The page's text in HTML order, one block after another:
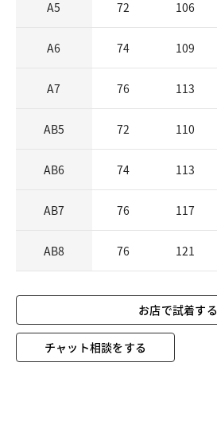
A5 72 106
A6 74 109
A7 76 113
AB5 72 110
AB6 74 113
AB7 76 117
AB8 76 121
お店で試着する
チャット相談をする